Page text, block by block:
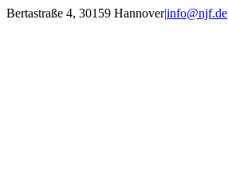
Zum
Bertastraße 4, 30159 Hannover|info@njf.de